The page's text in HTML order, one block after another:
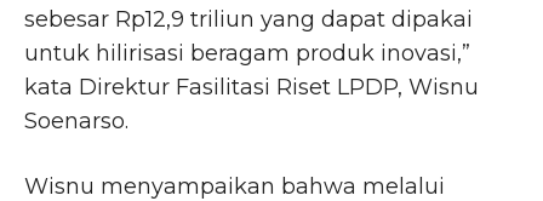
sebesar Rp12,9 triliun yang dapat dipakai
untuk hilirisasi beragam produk inovasi,”
kata Direktur Fasilitasi Riset LPDP, Wisnu
Soenarso.
Wisnu menyampaikan bahwa melalui